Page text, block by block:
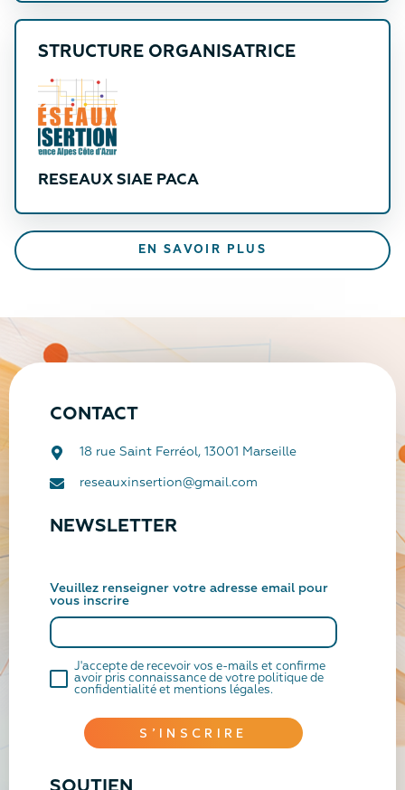
STRUCTURE ORGANISATRICE
RESEAUX SIAE PACA
EN SAVOIR PLUS
CONTACT
18 rue Saint Ferréol, 13001 Marseille
reseauxinsertion@gmail.com
NEWSLETTER
Veuillez renseigner votre adresse email pour
vous inscrire
J'accepte de recevoir vos e-mails et confirme
avoir pris connaissance de votre politique de
confidentialité et mentions légales.
S’INSCRIRE